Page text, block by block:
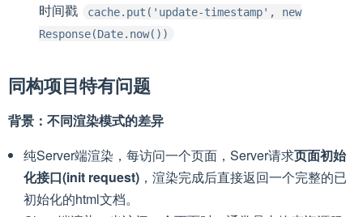
时间戳
cache.put('update-timestamp', new
Response(Date.now())
同构项目特有问题
背景：不同渲染模式的差异
纯Server端渲染，每访问一个页面，Server请求页面初始
化接口(init request) ，渲染完成后直接返回一个完整的已
初始化的html文档。